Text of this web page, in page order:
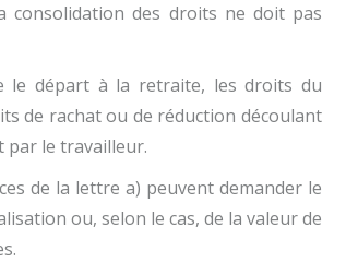
consolidation des droits ne doit pas
le départ à la retraite, les droits du
de rachat ou de réduction découlant
par le travailleur.
de la lettre a) peuvent demander le
ou, selon le cas, de la valeur de